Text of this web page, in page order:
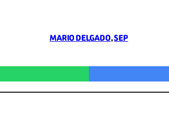
MARIO DELGADO, SEP